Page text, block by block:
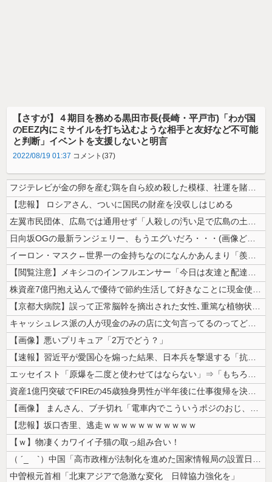
【さすが】４期目を務める黒田市長(長崎・平戸市)「わが国
のEEZ内にミサイルを打ち込むような相手と友好など不可能
と判断」イベントを支援しないと明言
2022/08/19 01:37 コメント(37)
フジテレビが金の卵を産む鶏を自ら絞め殺した模様、社運を賭けたドル箱コン...
【悲報】 ロシアさん、ついに国民の財産を没収しはじめる
左翼市民団体、広島では通用せず「人殺しの汚い足で広島の土を踏むな！」→...
日向坂OGの最新ランジェリー、もうエグいだろ・・・(画像どーん)
イーロン・マスク←世界一の金持ちなのになんかあんまり「羨ましい」と感じ...
【閲覧注意】メキシコのインフルエンサー「今日は友達と配達員のアルバイト...
株資産7億円抱え込んで優待で節約生活して好きなことに現金使わないまま死...
【京都大病院】誤って正常脳幹を摘出された女性､重篤な植物状態だが意識は...
キャッシュレス派の人が現金のみの店に文句言ってるのってどう思う？
【画像】悪いプリキュア「2万でどう？」
【速報】習近平が愛国心を煽った結果、日本兵を撃退する「抗日テーマパーク...
エッセイスト「原爆を二度と使わせてはならない」⇒「もちろん中国の核も非...
資産1億円突破でFIREの45歳独身男性が半年後に仕事復帰を決意した「...
【画像】 まんさん、ブチ切れ「電車内でこういうポジのおじ、ガチでイラネ...
【悲報】坂口杏里、逃走ｗｗｗｗｗｗｗｗｗｗｗ
【ｗ】物凄くカワイイ子猫の取っ組み合い！
（ ´_ゝ`）中国「高市政権が法制化を進めた国家情報局の設置日が7月3...
中曽根元首相「北東アジアで急激な変化 日韓協力強化を」